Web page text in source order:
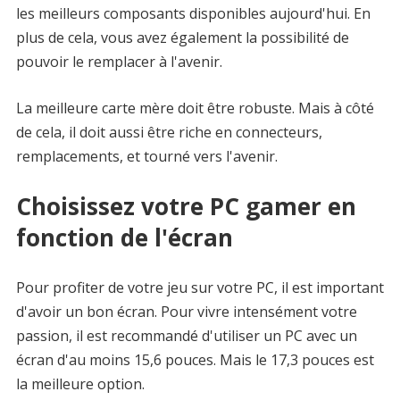
les meilleurs composants disponibles aujourd'hui. En
plus de cela, vous avez également la possibilité de
pouvoir le remplacer à l'avenir.
La meilleure carte mère doit être robuste. Mais à côté
de cela, il doit aussi être riche en connecteurs,
remplacements, et tourné vers l'avenir.
Choisissez votre PC gamer en
fonction de l'écran
Pour profiter de votre jeu sur votre PC, il est important
d'avoir un bon écran. Pour vivre intensément votre
passion, il est recommandé d'utiliser un PC avec un
écran d'au moins 15,6 pouces. Mais le 17,3 pouces est
la meilleure option.